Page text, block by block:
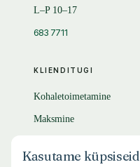
KLIENDITUGI
Kohaletoimetamine
Maksmine
KKK
L–P 10–17
683 7711
Kasutame küpsiseid